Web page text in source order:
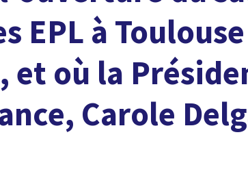
EPL à
et où la
Carole